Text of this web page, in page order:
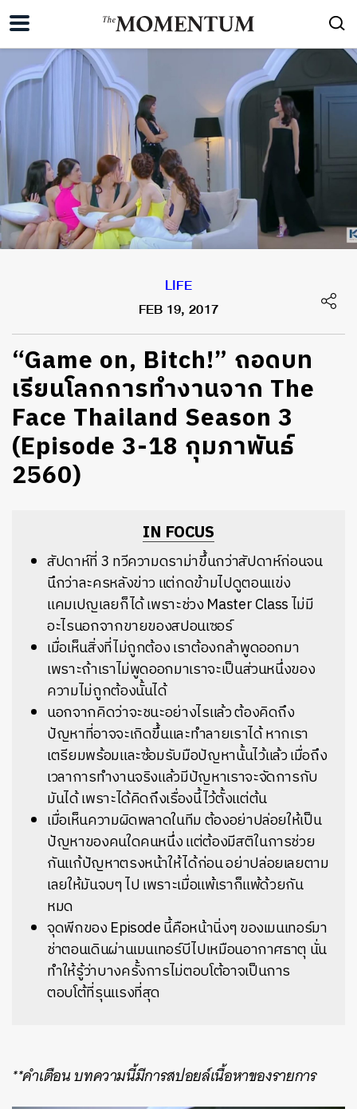
LIFE
FEB 19, 2017
“Game on, Bitch!” ถอดบท
เรียนโลกการทำงานจาก The
Face Thailand Season 3
(Episode 3-18 กุมภาพันธ์
2560)
IN FOCUS
สัปดาห์ที่ 3 ทวีความดราม่าขึ้นกว่าสัปดาห์ก่อนจน
นึกว่าละครหลังข่าว แต่กดข้ามไปดูตอนแข่ง
แคมเปญเลยก็ได้ เพราะช่วง Master Class ไม่มี
อะไรนอกจากขายของสปอนเซอร์
เมื่อเห็นสิ่งที่ไม่ถูกต้อง เราต้องกล้าพูดออกมา
เพราะถ้าเราไม่พูดออกมาเราจะเป็นส่วนหนึ่งของ
ความไม่ถูกต้องนั้นได้
นอกจากคิดว่าจะชนะอย่างไรแล้ว ต้องคิดถึง
ปัญหาที่อาจจะเกิดขึ้นและทำลายเราได้ หากเรา
เตรียมพร้อมและซ้อมรับมือปัญหานั้นไว้แล้ว เมื่อถึง
เวลาการทำงานจริงแล้วมีปัญหาเราจะจัดการกับ
มันได้ เพราะได้คิดถึงเรื่องนี้ไว้ตั้งแต่ต้น
เมื่อเห็นความผิดพลาดในทีม ต้องอย่าปล่อยให้เป็น
ปัญหาของคนใดคนหนึ่ง แต่ต้องมีสติในการช่วย
กันแก้ปัญหาตรงหน้าให้ได้ก่อน อย่าปล่อยเลยตาม
เลยให้มันจบๆ ไป เพราะเมื่อแพ้เราก็แพ้ด้วยกัน
หมด
จุดพีกของ Episode นี้คือหน้านิ่งๆ ของเมนเทอร์มา
ช่าตอนเดินผ่านเมนเทอร์บีไปเหมือนอากาศธาตุ นั่น
ทำให้รู้ว่าบางครั้งการไม่ตอบโต้อาจเป็นการ
ตอบโต้ที่รุนแรงที่สุด
**คำเตือน บทความนี้มีการสปอยล์เนื้อหาของรายการ